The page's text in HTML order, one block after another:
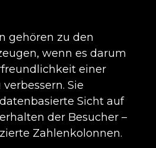
gehören zu den
wenn es darum
einer
Sie
Sicht auf
der Besucher –
Zahlenkolonnen.